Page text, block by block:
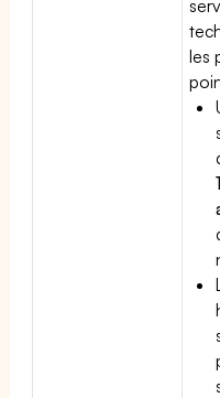
les